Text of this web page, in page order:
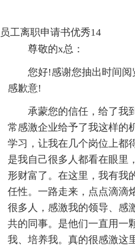
员工离职申请书优秀14
尊敬的x总：
您好!感谢您抽出时间
感歉意!
承蒙您的信任，给了我
常感激企业给予了我这样的
学习，让我在几个岗位上都
是我自己很多人都看在眼里
形财富了。在这里，我有我
任性。一路走来，点点滴滴
很多人，感激我的领导、感
共的同事。是他们一直用一
我、培养我。真的很感激这